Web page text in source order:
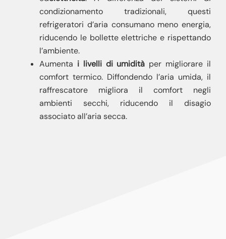
condizionamento tradizionali, questi
refrigeratori d’aria consumano meno energia,
riducendo le bollette elettriche e rispettando
l’ambiente.
Aumenta i livelli di umidità per migliorare il
comfort termico. Diffondendo l’aria umida, il
raffrescatore migliora il comfort negli
ambienti secchi, riducendo il disagio
associato all’aria secca.